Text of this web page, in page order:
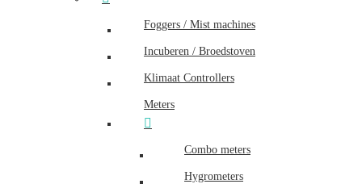
Foggers / Mist machines
Incuberen / Broedstoven
Klimaat Controllers
Meters
Combo meters
Hygrometers